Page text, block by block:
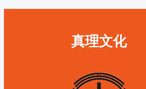
真理文化